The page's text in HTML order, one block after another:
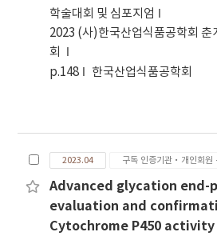
농도의 사료내 트립토판과 나이
환경에서 사양되는 산란계의 생
지표 및 혈액성상에 긍정적인 영
학술대회 및 심포지엄
2023 (사)한국산업식품공학회 춘
회
p.148
한국산업식품공학회
2023.04 구독 인증기관·개인회원
Advanced glycation
evaluation and
Cytochrome P450